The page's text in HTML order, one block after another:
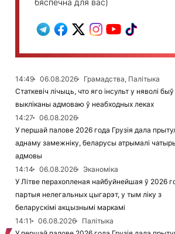
бяспечна для вас)
14:49 06.08.2026
Грамадства, Палітыка
Статкевіч лічыць, что яго інсульт у няволі быў
выкліканы адмоваю ў неабходных леках
14:27
06.08.2026
У першай палове 2026 года Грузія дала
аднаму замежніку, беларусы атрымалі
адмовы
14:14
06.08.2026
Эканоміка
У Літве перахопленая найбуйнейшая ў 2026
партыя нелегальных цыгарэт, у тым ліку з
беларускімі акцызнымі маркамі
14:11
06.08.2026
Палітыка